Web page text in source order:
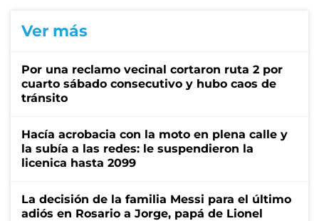
Ver más
Por una reclamo vecinal cortaron ruta 2 por
cuarto sábado consecutivo y hubo caos de
tránsito
Hacía acrobacia con la moto en plena calle y
la subía a las redes: le suspendieron la
licenica hasta 2099
La decisión de la familia Messi para el último
adiós en Rosario a Jorge, papá de Lionel